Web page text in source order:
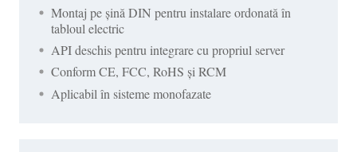
Montaj pe șină DIN pentru instalare ordonată în
tabloul electric
API deschis pentru integrare cu propriul server
Conform CE, FCC, RoHS și RCM
Aplicabil în sisteme monofazate